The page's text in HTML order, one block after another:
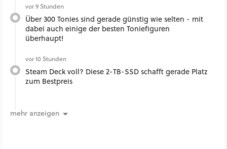
vor 9 Stunden
Über 300 Tonies sind gerade günstig wie selten - mit
dabei auch einige der besten Toniefiguren
überhaupt!
vor 10 Stunden
Steam Deck voll? Diese 2-TB-SSD schafft gerade Platz
zum Bestpreis
mehr anzeigen